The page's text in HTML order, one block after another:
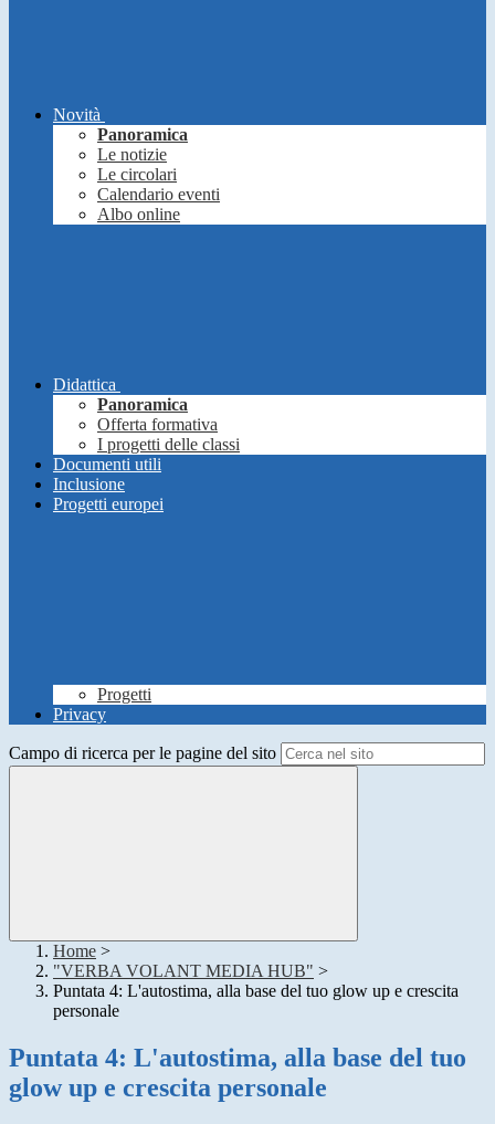
Novità
Panoramica
Le notizie
Le circolari
Calendario eventi
Albo online
Didattica
Panoramica
Offerta formativa
I progetti delle classi
Documenti utili
Inclusione
Progetti europei
Progetti
Privacy
Campo di ricerca per le pagine del sito
Home >
"VERBA VOLANT MEDIA HUB" >
Puntata 4: L'autostima, alla base del tuo glow up e crescita
personale
Puntata 4: L'autostima, alla base del tuo
glow up e crescita personale